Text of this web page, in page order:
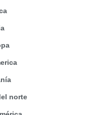
norte